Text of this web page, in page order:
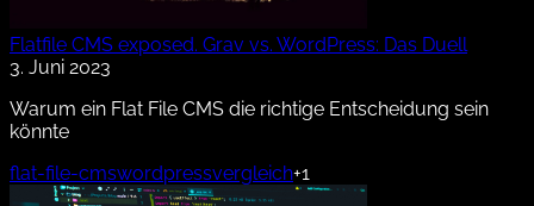
Flatfile CMS exposed. Grav vs. WordPress: Das Duell
3. Juni 2023
Warum ein Flat File CMS die richtige Entscheidung sein
könnte
flat-file-cmswordpressvergleich+1